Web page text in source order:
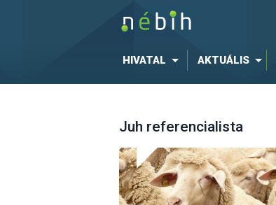
HIVATAL AKTUÁLIS
Juh referencialista